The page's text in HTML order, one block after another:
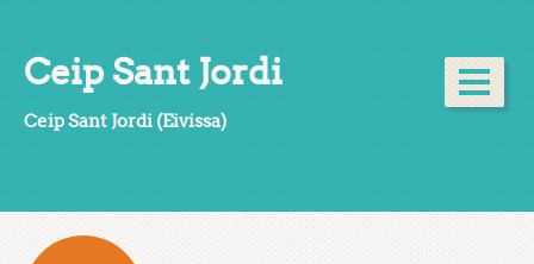
Ceip Sant Jordi
Ceip Sant Jordi (Eivissa)